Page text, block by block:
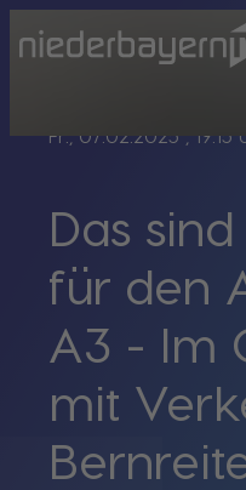
Fr., 07.02.2025 , 19:15
Das
für den
A3 - Im
mit